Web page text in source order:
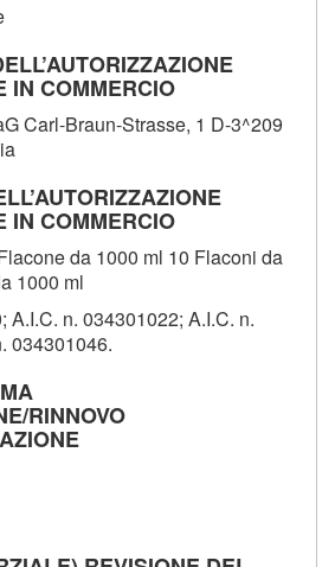
IN COMMERCIO
Carl-Braun-Strasse, 1 D-3^209
IN COMMERCIO
da 1000 ml 10 Flaconi da
1000 ml
A.I.C. n. 034301022; A.I.C. n.
034301046.
RINNOVO